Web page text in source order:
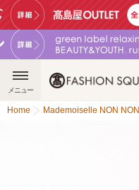
メニュー
Home Mademoiselle NON NON